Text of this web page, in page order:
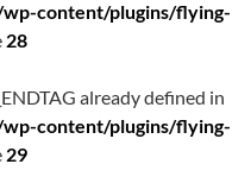
content/plugins/flying-
28
already defined in
content/plugins/flying-
29